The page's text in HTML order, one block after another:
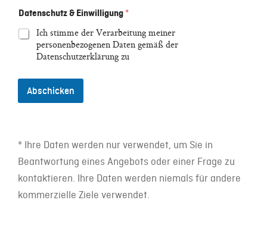
Datenschutz & Einwilligung *
Ich stimme der Verarbeitung meiner
personenbezogenen Daten gemäß der
Datenschutzerklärung zu
Abschicken
* Ihre Daten werden nur verwendet, um Sie in
Beantwortung eines Angebots oder einer Frage zu
kontaktieren. Ihre Daten werden niemals für andere
kommerzielle Ziele verwendet.